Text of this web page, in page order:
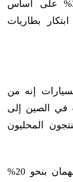
سنوي، لكنه انخفض بنسبة 26.1% على أساس
بطاريات
إنه من
في الصين إلى
المحليون
وشنغهاي وتشانغتشون -اللتان تُسهمان بنحو 20%